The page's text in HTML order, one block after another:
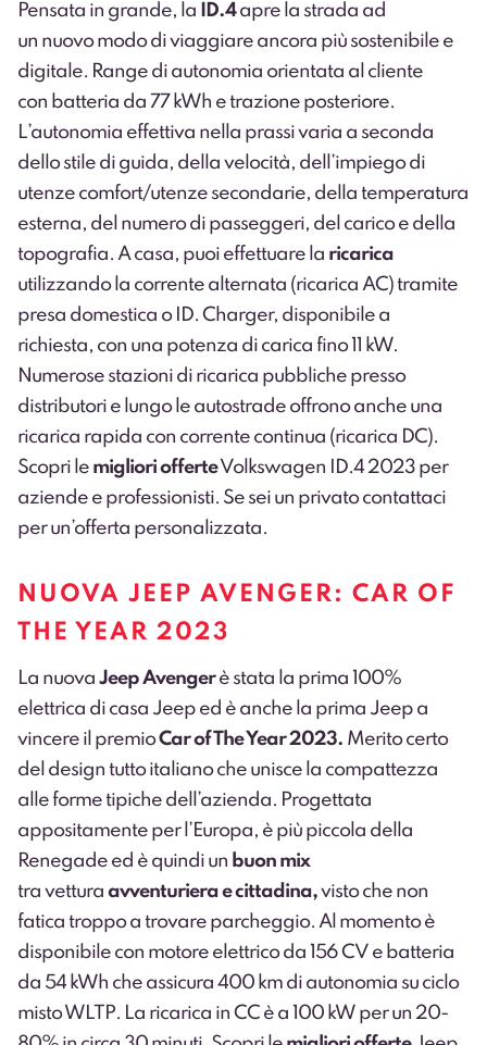
Pensata in grande, la ID.4apre la strada ad
un nuovo modo di viaggiare ancora più sostenibile e
digitale. Range di autonomia orientata al cliente
con batteria da 77 kWh e trazione posteriore.
L’autonomia effettiva nella prassi varia a seconda
dello stile di guida, della velocità, dell’impiego di
utenze comfort/utenze secondarie, della temperatura
esterna, del numero di passeggeri, del carico e della
topografia. A casa, puoi effettuare la ricarica
utilizzando la corrente alternata (ricarica AC) tramite
presa domestica o ID. Charger, disponibile a
richiesta, con una potenza di carica fino 11 kW.
Numerose stazioni di ricarica pubbliche presso
distributori e lungo le autostrade offrono anche una
ricarica rapida con corrente continua (ricarica DC).
Scopri le migliori offerteVolkswagen ID.4 2023 per
aziende e professionisti. Se sei un privatocontattaci
per un’offerta personalizzata.
NUOVA JEEP AVENGER: CAR OF
THE YEAR 2023
La nuova Jeep Avengerè stata la prima 100%
elettrica di casa Jeep ed è anche la prima Jeep a
vincere il premioCar of The Year 2023. Merito certo
del design tutto italiano che unisce la compattezza
alle forme tipiche dell’azienda. Progettata
appositamente per l’Europa, è più piccola della
Renegade ed è quindi un buon mix
tra vettura avventuriera e cittadina,visto che non
fatica troppo a trovare parcheggio. Al momento è
disponibile con motore elettrico da 156 CV e batteria
da 54 kWh che assicura 400 km di autonomia su ciclo
misto WLTP. La ricarica in CC è a 100 kW per un 20-